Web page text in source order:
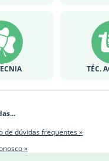
TÉC.
de dúvidas frequentes »
»